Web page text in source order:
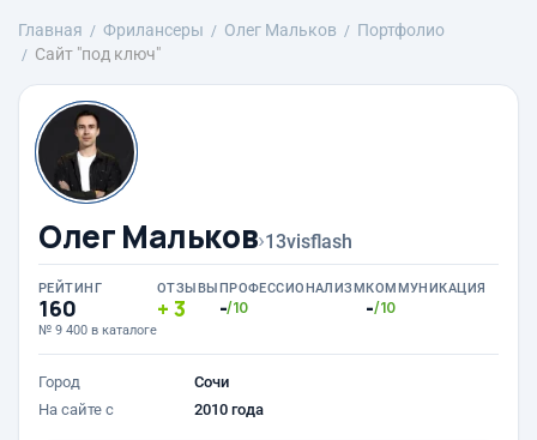
Главная Фрилансеры Олег Мальков
Портфолио
Сайт "под ключ"
Олег Мальков›13visflash
РЕЙТИНГ
160
№ 9 400 в каталоге
ОТЗЫВЫ
3
ПРОФЕССИОНАЛИЗМ
-/10
КОММУНИКАЦИЯ
-/10
Город
Сочи
На сайте с
2010 года